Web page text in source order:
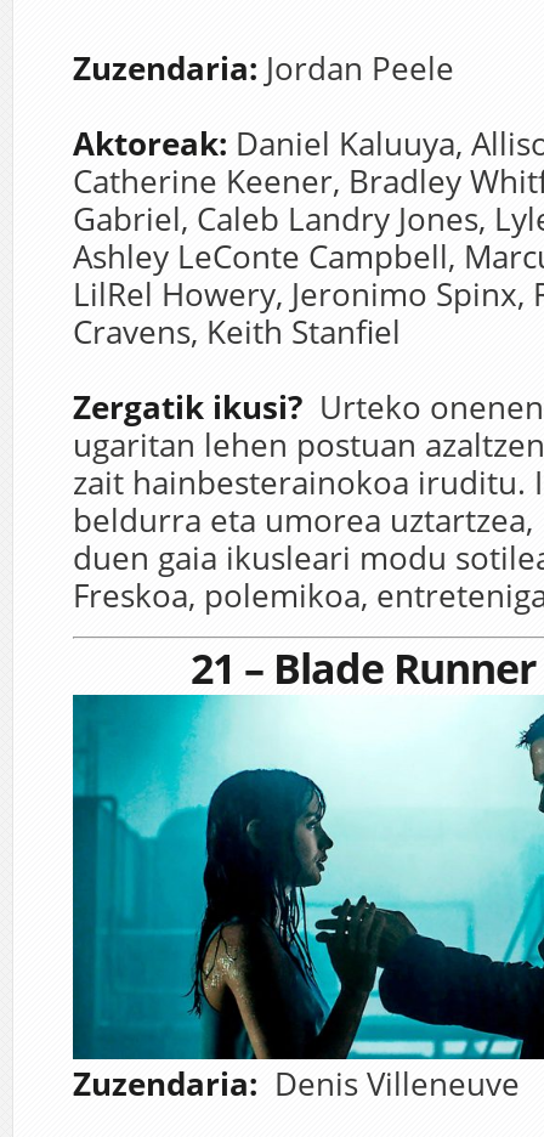
Zuzendaria: Jordan Peele
Aktoreak: Daniel Kaluuya,
Catherine Keener, Bradley
Gabriel, Caleb Landry Jones,
Ashley LeConte Campbell,
LilRel Howery, Jeronimo Spinx,
Cravens, Keith Stanfiel
Zergatik ikusi? Urteko
ugaritan lehen postuan
zait hainbesterainokoa iruditu.
beldurra eta umorea
duen gaia ikusleari modu
Freskoa, polemikoa,
21 – Blade Runner
Zuzendaria: Denis Villeneuve